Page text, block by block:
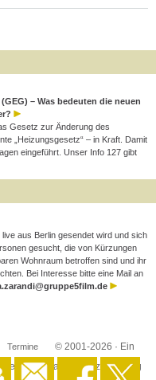
– Was bedeuten die neuen
Gesetz zur Änderung des
„Heizungsgesetz“ – in Kraft. Damit
eingeführt. Unser Info 127 gibt
aus Berlin gesendet wird und sich
gesucht, die von Kürzungen
Wohnraum betroffen sind und ihr
Bei Interesse bitte eine Mail an
Termine
© 2001-2026 · Ein
·Datenschutzerklärung